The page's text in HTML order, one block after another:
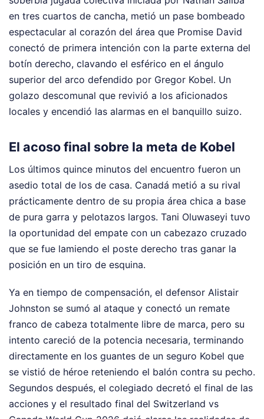
en tres cuartos de cancha, metió un pase bombeado
espectacular al corazón del área que Promise David
conectó de primera intención con la parte externa del
botín derecho, clavando el esférico en el ángulo
superior del arco defendido por Gregor Kobel. Un
golazo descomunal que revivió a los aficionados
locales y encendió las alarmas en el banquillo suizo.
El acoso final sobre la meta de Kobel
Los últimos quince minutos del encuentro fueron un
asedio total de los de casa. Canadá metió a su rival
prácticamente dentro de su propia área chica a base
de pura garra y pelotazos largos. Tani Oluwaseyi tuvo
la oportunidad del empate con un cabezazo cruzado
que se fue lamiendo el poste derecho tras ganar la
posición en un tiro de esquina.
Ya en tiempo de compensación, el defensor Alistair
Johnston se sumó al ataque y conectó un remate
franco de cabeza totalmente libre de marca, pero su
intento careció de la potencia necesaria, terminando
directamente en los guantes de un seguro Kobel que
se vistió de héroe reteniendo el balón contra su pecho.
Segundos después, el colegiado decretó el final de las
acciones y el resultado final del Switzerland vs